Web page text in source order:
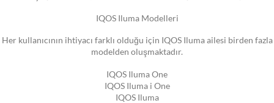
IQOS Iluma Modelleri
Her kullanıcının ihtiyacı farklı olduğu için IQOS Iluma ailesi birden fazla
modelden oluşmaktadır.
IQOS Iluma One
IQOS Iluma i One
IQOS Iluma